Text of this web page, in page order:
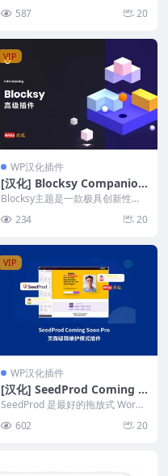
587 20
VIP
WP汉化插件
[汉化] Blocksy Companion
(Premium) 主题高级插件 v
1.8.46
Blocksy主题是一款极具创新性且
多数类似的 W...
234 20
VIP
WP汉化插件
[汉化] SeedProd Coming S
oon Pro 页面编辑维护模式
插件 v6.16.0
SeedProd 是最好的拖放式 WordP
... 602 20